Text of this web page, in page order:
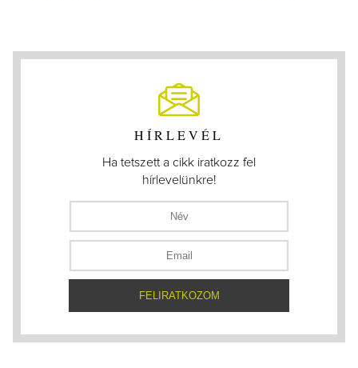
HÍRLEVÉL
Ha tetszett a cikk iratkozz fel
hírlevelünkre!